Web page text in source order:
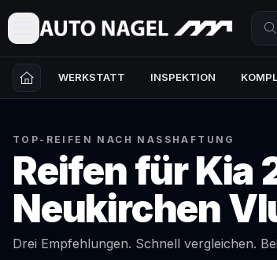
WERKSTATT INSPEKTION
TOP-REIFEN NACH NASSHAFTUNG
Reifen fürKia
Neukirchen
Drei Empfehlungen. Schnell vergleichen.